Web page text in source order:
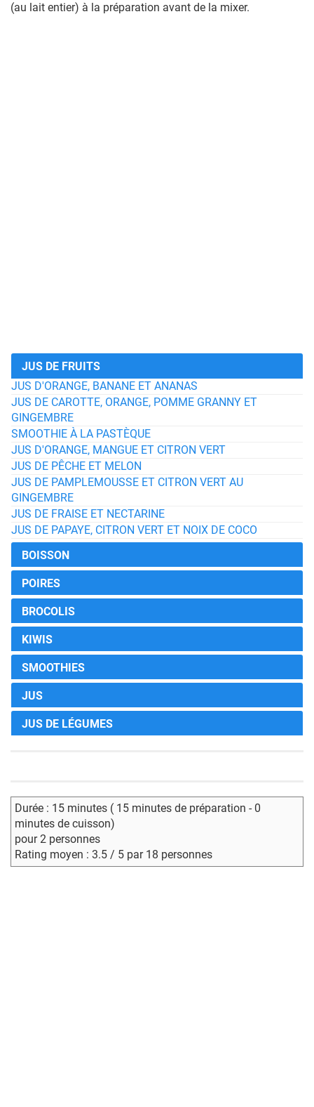
(au lait entier) à la préparation avant de la mixer.
JUS DE FRUITS
JUS D'ORANGE, BANANE ET ANANAS
JUS DE CAROTTE, ORANGE, POMME GRANNY ET
GINGEMBRE
SMOOTHIE À LA PASTÈQUE
JUS D'ORANGE, MANGUE ET CITRON VERT
JUS DE PÊCHE ET MELON
JUS DE PAMPLEMOUSSE ET CITRON VERT AU
GINGEMBRE
JUS DE FRAISE ET NECTARINE
JUS DE PAPAYE, CITRON VERT ET NOIX DE COCO
BOISSON
POIRES
BROCOLIS
KIWIS
SMOOTHIES
JUS
JUS DE LÉGUMES
Durée : 15 minutes ( 15 minutes de préparation - 0
minutes de cuisson)
pour 2 personnes
Rating moyen : 3.5 / 5 par 18 personnes